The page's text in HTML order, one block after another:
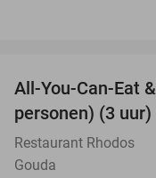
All-You-Can-Eat
personen) (3
Restaurant Rhodos
Gouda